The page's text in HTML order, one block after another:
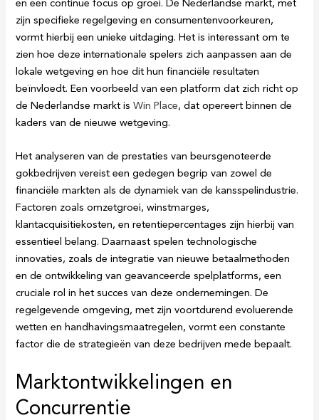
en een continue focus op groei. De Nederlandse markt, met
zijn specifieke regelgeving en consumentenvoorkeuren,
vormt hierbij een unieke uitdaging. Het is interessant om te
zien hoe deze internationale spelers zich aanpassen aan de
lokale wetgeving en hoe dit hun financiële resultaten
beïnvloedt. Een voorbeeld van een platform dat zich richt op
de Nederlandse markt isWin Place, dat opereert binnen de
kaders van de nieuwe wetgeving.
Het analyseren van de prestaties van beursgenoteerde
gokbedrijven vereist een gedegen begrip van zowel de
financiële markten als de dynamiek van de kansspelindustrie.
Factoren zoals omzetgroei, winstmarges,
klantacquisitiekosten, en retentiepercentages zijn hierbij van
essentieel belang. Daarnaast spelen technologische
innovaties, zoals de integratie van nieuwe betaalmethoden
en de ontwikkeling van geavanceerde spelplatforms, een
cruciale rol in het succes van deze ondernemingen. De
regelgevende omgeving, met zijn voortdurend evoluerende
wetten en handhavingsmaatregelen, vormt een constante
factor die de strategieën van deze bedrijven mede bepaalt.
Marktontwikkelingen en
Concurrentie